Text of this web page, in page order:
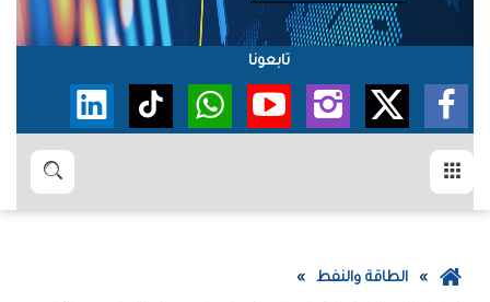
تابعونا
بحث
عودة
الطاقة والنفط